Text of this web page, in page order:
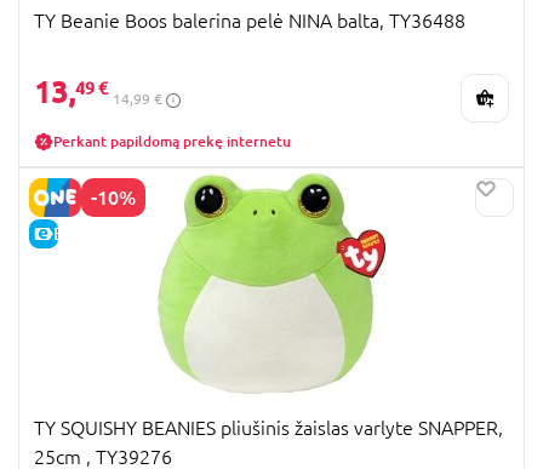
TY Beanie Boos balerina pelė NINA balta, TY36488
13,49 €
14,99 €
Perkant papildomą prekę internetu
-10%
E-KAINA
TY SQUISHY BEANIES pliušinis žaislas varlyte SNAPPER,
25cm , TY39276